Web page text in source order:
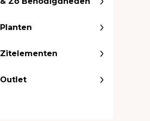
Planten
Zitelementen
Outlet